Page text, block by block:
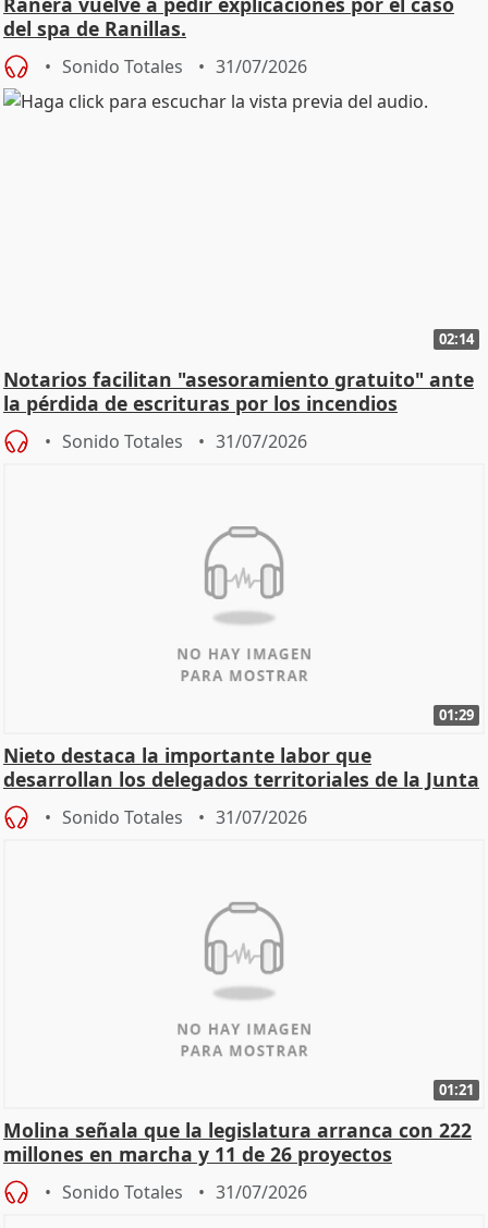
del spa de Ranillas.
Sonido Totales 31/07/2026
02:14
Notarios facilitan "asesoramiento gratuito" ante
la pérdida de escrituras por los incendios
Sonido Totales 31/07/2026
01:29
Nieto destaca la importante labor que
desarrollan los delegados territoriales de la Junta
Sonido Totales 31/07/2026
01:21
Molina señala que la legislatura arranca con 222
millones en marcha y 11 de 26 proyectos
ejecutados
Sonido Totales 31/07/2026